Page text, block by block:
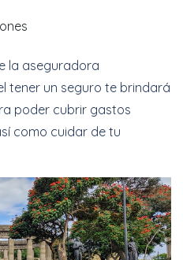
la aseguradora
tener un seguro te brindará
poder cubrir gastos
como cuidar de tu